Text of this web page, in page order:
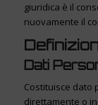
giuridica è il
nuovamente il
Dati
Costituisce dato
direttamente o